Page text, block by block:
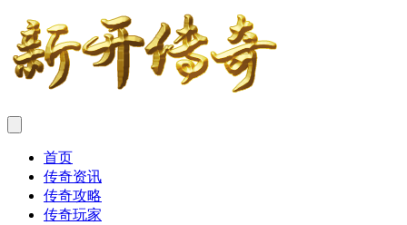
首页
传奇资讯
传奇攻略
传奇玩家